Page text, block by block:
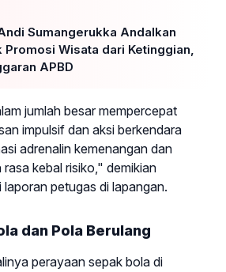
Sumangerukka Andalkan
Promosi Wisata dari Ketinggian,
APBD
jumlah besar mempercepat
impulsif dan aksi berkendara
adrenalin kemenangan dan
kebal risiko," demikian
petugas di lapangan.
dan Pola Berulang
perayaan sepak bola di